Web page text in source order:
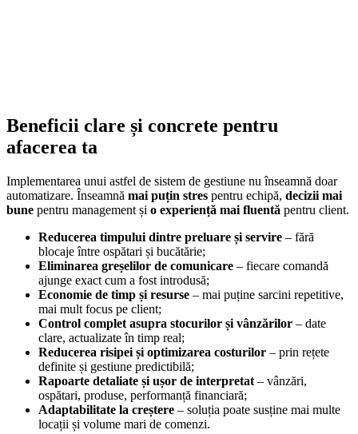
Beneficii clare și concrete pentru
afacerea ta
Implementarea unui astfel de sistem de gestiune nu înseamnă doar
automatizare. Înseamnă mai puțin stres pentru echipă, decizii mai
bune pentru management și o experiență mai fluentă pentru client.
Reducerea timpului dintre preluare și servire – fără
blocaje între ospătari și bucătărie;
Eliminarea greșelilor de comunicare – fiecare comandă
ajunge exact cum a fost introdusă;
Economie de timp și resurse – mai puține sarcini repetitive,
mai mult focus pe client;
Control complet asupra stocurilor și vânzărilor – date
clare, actualizate în timp real;
Reducerea risipei și optimizarea costurilor – prin rețete
definite și gestiune predictibilă;
Rapoarte detaliate și ușor de interpretat – vânzări,
ospătari, produse, performanță financiară;
Adaptabilitate la creștere – soluția poate susține mai multe
locații și volume mari de comenzi.